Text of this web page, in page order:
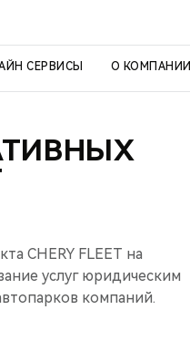
СЕРВИСЫ О КОМПАНИИ
CHERY FLEET на
услуг юридическим
компаний.